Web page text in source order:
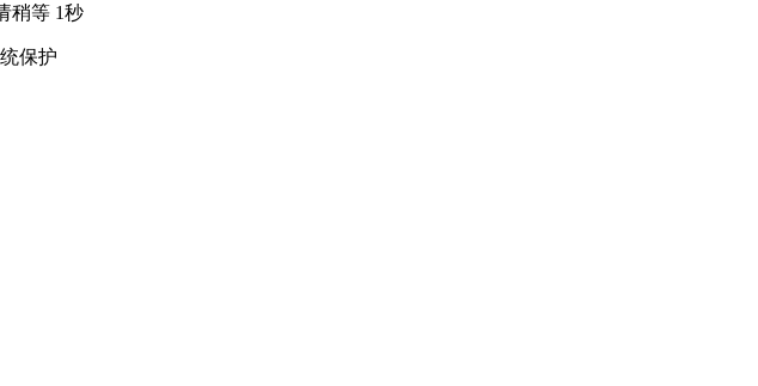
稍等 1秒
保护